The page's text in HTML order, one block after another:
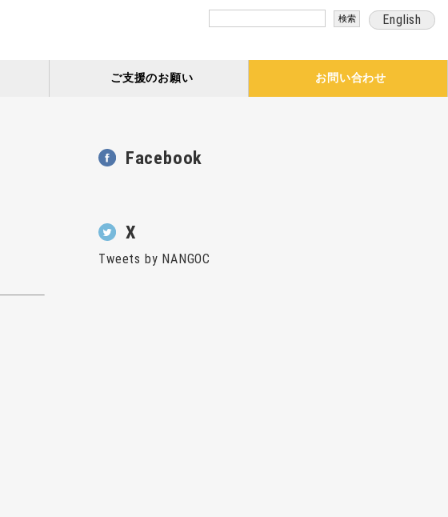
English
ご支援のお願い お問い合わせ
Facebook
X
Tweets by NANGOC